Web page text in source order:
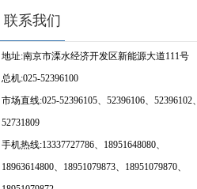
联系我们
地址:南京市溧水经济开发区新能源大道111号
总机:025-52396100
市场直线:025-52396105、52396106、52396102、
52731809
手机热线:13337727786、18951648080、
18963614800、18951079873、18951079870、